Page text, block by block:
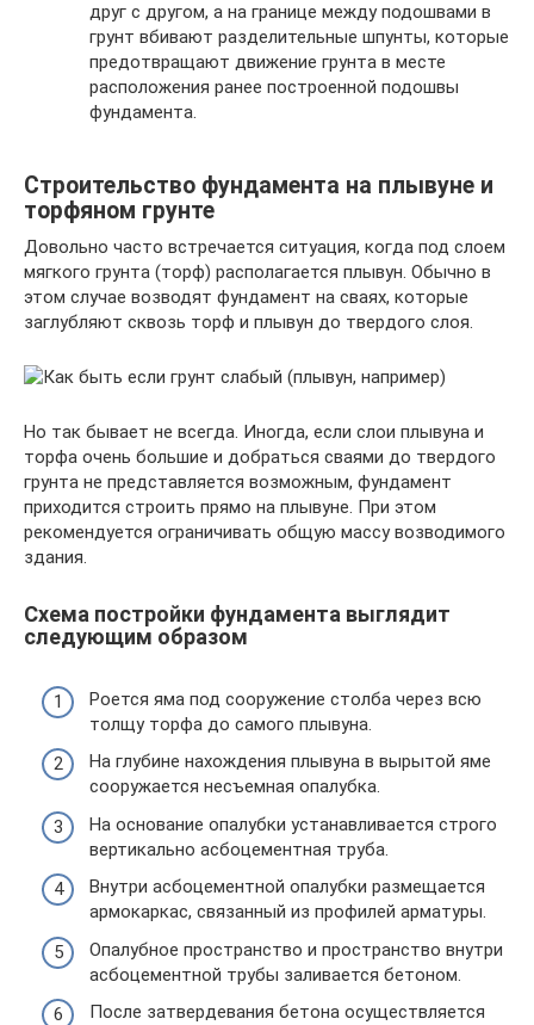
друг с другом, а на границе между подошвами в
грунт вбивают разделительные шпунты, которые
предотвращают движение грунта в месте
расположения ранее построенной подошвы
фундамента.
Строительство фундамента на плывуне и
торфяном грунте
Довольно часто встречается ситуация, когда под слоем
мягкого грунта (торф) располагается плывун. Обычно в
этом случае возводят фундамент на сваях, которые
заглубляют сквозь торф и плывун до твердого слоя.
Но так бывает не всегда. Иногда, если слои плывуна и
торфа очень большие и добраться сваями до твердого
грунта не представляется возможным, фундамент
приходится строить прямо на плывуне. При этом
рекомендуется ограничивать общую массу возводимого
здания.
Схема постройки фундамента выглядит
следующим образом
Роется яма под сооружение столба через всю
толщу торфа до самого плывуна.
На глубине нахождения плывуна в вырытой яме
сооружается несъемная опалубка.
На основание опалубки устанавливается строго
вертикально асбоцементная труба.
Внутри асбоцементной опалубки размещается
армокаркас, связанный из профилей арматуры.
Опалубное пространство и пространство внутри
асбоцементной трубы заливается бетоном.
После затвердевания бетона осуществляется